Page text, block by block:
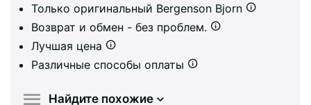
Только оригинальный Bergenson Bjorn
Возврат и обмен - без проблем.
Лучшая цена
Различные способы оплаты
Найдите похожие